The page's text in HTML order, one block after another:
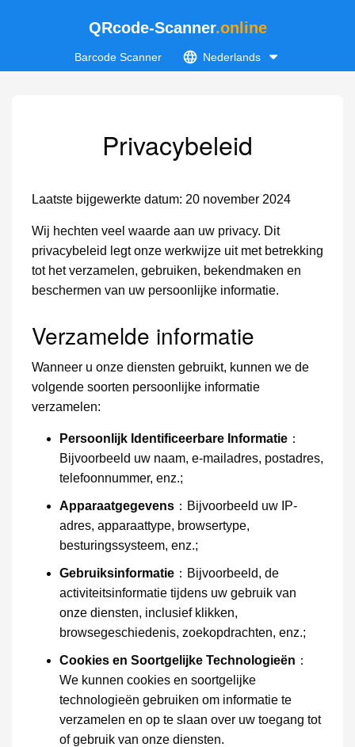
QRcode-Scanner.online
Barcode Scanner Nederlands
Privacybeleid
Laatste bijgewerkte datum: 20 november 2024
Wij hechten veel waarde aan uw privacy. Dit
privacybeleid legt onze werkwijze uit met betrekking
tot het verzamelen, gebruiken, bekendmaken en
beschermen van uw persoonlijke informatie.
Verzamelde informatie
Wanneer u onze diensten gebruikt, kunnen we de
volgende soorten persoonlijke informatie
verzamelen:
Persoonlijk Identificeerbare Informatie ：
Bijvoorbeeld uw naam, e-mailadres, postadres,
telefoonnummer, enz.;
Apparaatgegevens ：Bijvoorbeeld uw IP-
adres, apparaattype, browsertype,
besturingssysteem, enz.;
Gebruiksinformatie ：Bijvoorbeeld, de
activiteitsinformatie tijdens uw gebruik van
onze diensten, inclusief klikken,
browsegeschiedenis, zoekopdrachten, enz.;
Cookies en Soortgelijke Technologieën ：
We kunnen cookies en soortgelijke
technologieën gebruiken om informatie te
verzamelen en op te slaan over uw toegang tot
of gebruik van onze diensten.